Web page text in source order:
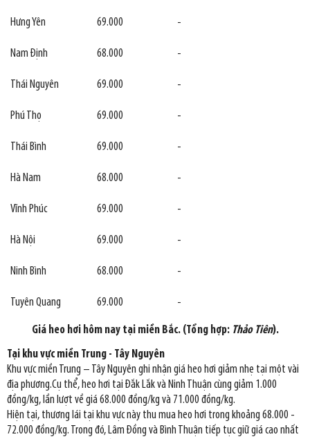
Hưng Yên 69.000 -
Nam Định 68.000 -
Thái Nguyên 69.000 -
Phú Thọ 69.000 -
Thái Bình 69.000 -
Hà Nam 68.000 -
Vĩnh Phúc 69.000 -
Hà Nội 69.000 -
Ninh Bình 68.000 -
Tuyên Quang 69.000 -
Giá heo hơi hôm nay tại miền Bắc. (Tổng hợp: Thảo Tiên).
Tại khu vực miền Trung - Tây Nguyên
Khu vực miền Trung – Tây Nguyên ghi nhận giá heo hơi giảm nhẹ tại một vài
địa phương.Cụ thể, heo hơi tại Đắk Lắk và Ninh Thuận cùng giảm 1.000
đồng/kg, lần lượt về giá 68.000 đồng/kg và 71.000 đồng/kg.
Hiện tại, thương lái tại khu vực này thu mua heo hơi trong khoảng 68.000 -
72.000 đồng/kg. Trong đó, Lâm Đồng và Bình Thuận tiếp tục giữ giá cao nhất